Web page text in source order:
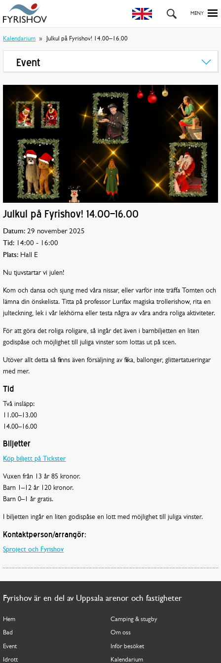
Kalendarium Julkul på Fyrishov! 14.00–16.00
Event
Julkul på Fyrishov! 14.00–16.00
Datum: 29 november 2025
Tid: 14:00 - 16:00
Plats: Hall E
Nu tjuvstartar vi julen!
Kom och dansa och sjung med våra nissar, eller varför inte träffa Tomten och
lämna din önskelista. Titta på professor Lurifax magiska trollerishow, rita en
julteckning, lek i vår lekhörna eller testa några av våra andra roliga aktiviteter.
För att göra det roliga roligare, så ingår det även i barnbiljetten en liten
godispåse och möjlighet till juliga vinster som lottas ut på scen.
Utöver allt detta så finns även försäljning av fika, ballonger, glittertatueringar
med mer.
Tid
Två insläpp:
11.00–13.00
14.00–16.00
Biljetter
Köp biljett på Tickster
Vuxen från 13 år 85 kronor.
Barn 1–12 år 120 kronor.
Barn 0–1 år gratis.
I biljetten ingår en liten godispåse en lott med möjlighet till juliga vinster.
Kontaktperson/arrangör:
Sproject och Fyrishov
Fyrishov är en del av Uppsala arenor och fastigheter
Hem
Bad
Event
Idrott
Camping & stugby
Om oss
Inför besöket
Kalendarium